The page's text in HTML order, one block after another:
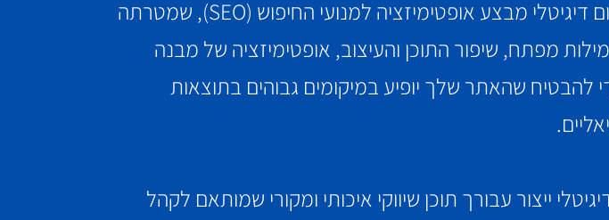
שירותי קידום אתרים חשובים מאוד בכל אסטרטגיה שיווקית. משרד פרסום דיגיטלי מבצע אופטימיזציה למנועי החיפוש (SEO), שמטרתה
מפתח, שיפור התוכן והעיצוב, אופטימיזציה של מבנה
להבטיח שהאתר שלך יופיע במיקומים גבוהים בתוצאות
ייצור עבורך תוכן שיווקי איכותי ומקורי שמותאם לקהל